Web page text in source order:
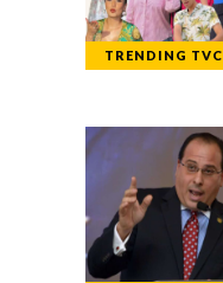
TRENDING TVC